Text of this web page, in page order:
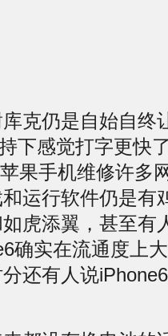
仍是自始自终
下感觉打字更快
果手机维修许多
运行软件仍是有
虎添翼，甚至有
确实在流通度上
还有人说